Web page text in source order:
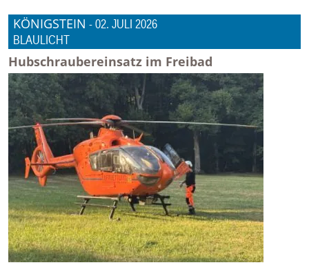
KÖNIGSTEIN -02. JULI 2026
BLAULICHT
Hubschraubereinsatz im Freibad